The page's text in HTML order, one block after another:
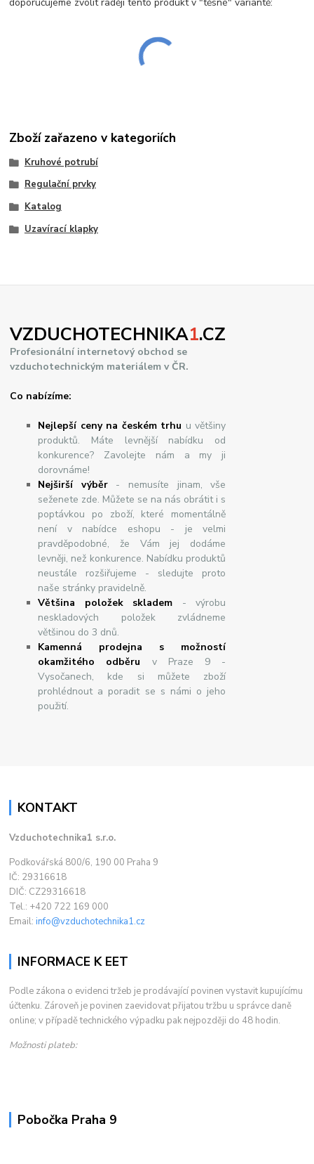
Zboží zařazeno v kategoriích
Kruhové potrubí
Regulační prvky
Katalog
Uzavírací klapky
VZDUCHOTECHNIKA1.CZ
Profesionální internetový obchod se
vzduchotechnickým materiálem v ČR.
Co nabízíme:
Nejlepší ceny na českém trhu u většiny
produktů. Máte levnější nabídku od
konkurence? Zavolejte nám a my ji
dorovnáme!
Nejširšívýběr- nemusíte jinam, vše
seženete zde. Můžete se na nás obrátit i s
poptávkou po zboží, které momentálně
není v nabídce eshopu - je velmi
pravděpodobné, že Vám jej dodáme
levněji, než konkurence. Nabídku produktů
neustále rozšiřujeme - sledujte proto
naše stránky pravidelně.
Většina položek skladem - výrobu
neskladových položek zvládneme
většinou do 3 dnů.
Kamenná prodejna s možností
okamžitého odběru v Praze 9 -
Vysočanech, kde si můžete zboží
prohlédnout a poradit se s námi o jeho
použití.
KONTAKT
Vzduchotechnika1 s.r.o.
Podkovářská 800/6, 190 00 Praha 9
IČ: 29316618
DIČ: CZ29316618
Tel.: +420 722 169 000
Email:info@vzduchotechnika1.cz
INFORMACE K EET
Podle zákona o evidenci tržeb je prodávající povinen vystavit kupujícímu
účtenku. Zároveň je povinen zaevidovat přijatou tržbu u správce daně
online; v případě technického výpadku pak nejpozději do 48 hodin.
Možnosti plateb:
Pobočka Praha 9